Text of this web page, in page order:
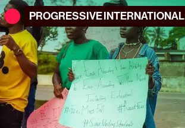
PROGRESSIVEINTERNATIONAL